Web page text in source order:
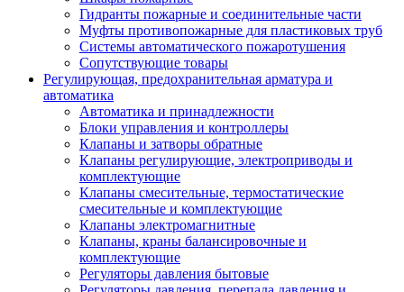
Гидранты пожарные и соединительные части
Муфты противопожарные для пластиковых труб
Системы автоматического пожаротушения
Сопутствующие товары
Регулирующая, предохранительная арматура и
автоматика
Автоматика и принадлежности
Блоки управления и контроллеры
Клапаны и затворы обратные
Клапаны регулирующие, электроприводы и
комплектующие
Клапаны смесительные, термостатические
смесительные и комплектующие
Клапаны электромагнитные
Клапаны, краны балансировочные и
комплектующие
Регуляторы давления бытовые